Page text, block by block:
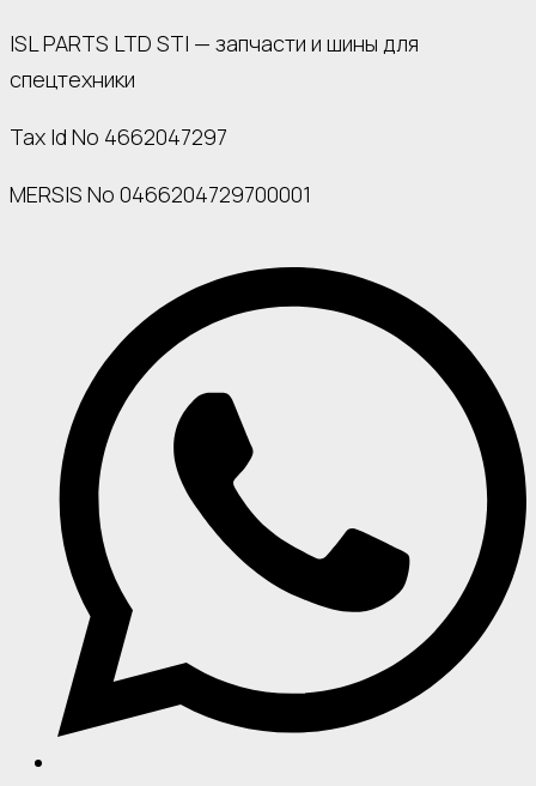
ISL PARTS LTD STI — запчасти и шины для
спецтехники
Tax Id No 4662047297
MERSIS No 0466204729700001